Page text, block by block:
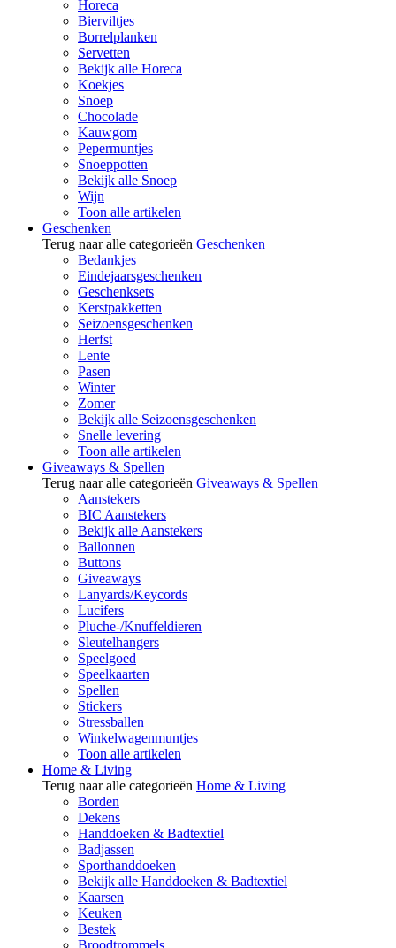
Horeca
Bierviltjes
Borrelplanken
Servetten
Bekijk alle Horeca
Koekjes
Snoep
Chocolade
Kauwgom
Pepermuntjes
Snoeppotten
Bekijk alle Snoep
Wijn
Toon alle artikelen
Geschenken
Terug naar alle categorieën Geschenken
Bedankjes
Eindejaarsgeschenken
Geschenksets
Kerstpakketten
Seizoensgeschenken
Herfst
Lente
Pasen
Winter
Zomer
Bekijk alle Seizoensgeschenken
Snelle levering
Toon alle artikelen
Giveaways & Spellen
Terug naar alle categorieën Giveaways & Spellen
Aanstekers
BIC Aanstekers
Bekijk alle Aanstekers
Ballonnen
Buttons
Giveaways
Lanyards/Keycords
Lucifers
Pluche-/Knuffeldieren
Sleutelhangers
Speelgoed
Speelkaarten
Spellen
Stickers
Stressballen
Winkelwagenmuntjes
Toon alle artikelen
Home & Living
Terug naar alle categorieën Home & Living
Borden
Dekens
Handdoeken & Badtextiel
Badjassen
Sporthanddoeken
Bekijk alle Handdoeken & Badtextiel
Kaarsen
Keuken
Bestek
Broodtrommels